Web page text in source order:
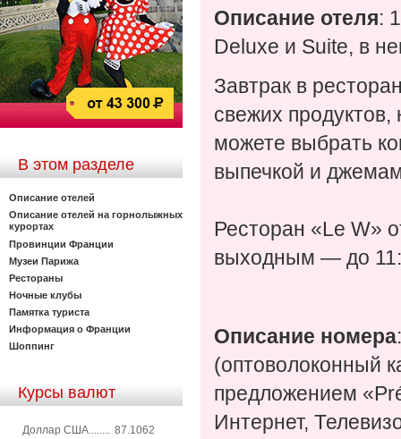
В этом разделе
Описание отелей
Описание отелей на горнолыжных
курортах
Провинции Франции
Музеи Парижа
Рестораны
Ночные клубы
Памятка туриста
Информация о Франции
Шоппинг
Курсы валют
Доллар США........ 87.1062
Описание отеля:
Deluxe и Suite, в
Завтрак в
свежих
можете выбрать
выпечкой и
Ресторан «Le W»
выходным — до
Описание номера
(оптоволоконный
предложением
Интернет,